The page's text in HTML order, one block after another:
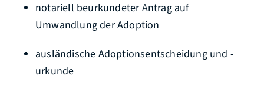
notariell beurkundeter Antrag auf
Umwandlung der Adoption
ausländische Adoptionsentscheidung und -
urkunde